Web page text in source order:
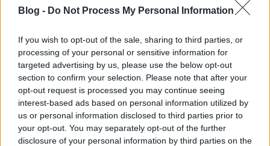
Blog - Do Not Process My Personal Information
If you wish to opt-out of the sale, sharing to third parties, or
processing of your personal or sensitive information for
targeted advertising by us, please use the below opt-out
section to confirm your selection. Please note that after your
opt-out request is processed you may continue seeing
interest-based ads based on personal information utilized by
us or personal information disclosed to third parties prior to
your opt-out. You may separately opt-out of the further
disclosure of your personal information by third parties on the
Az Echo Rock Band 1981-ben. Forrás: Zilahi Csaba
archívuma
A magas kultúrával ellentétben a rockzene ugyebár
csak „szubkultúra, amolyan ifjúkori bolondság,
nyugat-majmolás, csimm-bumm zene, amit idővel